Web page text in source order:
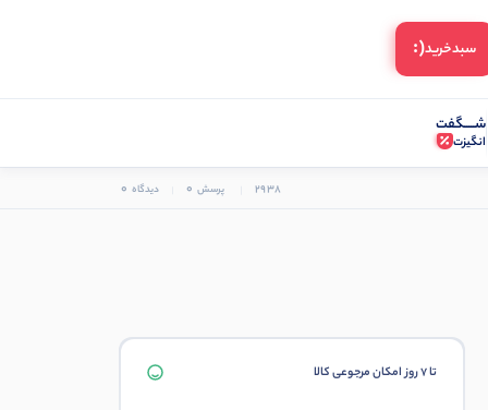
سبد‌خرید(:
شـــــگفت
انگیزت
2938 پرسش 0 دیدگاه 0
تا 7 روز امکان مرجوعی کالا